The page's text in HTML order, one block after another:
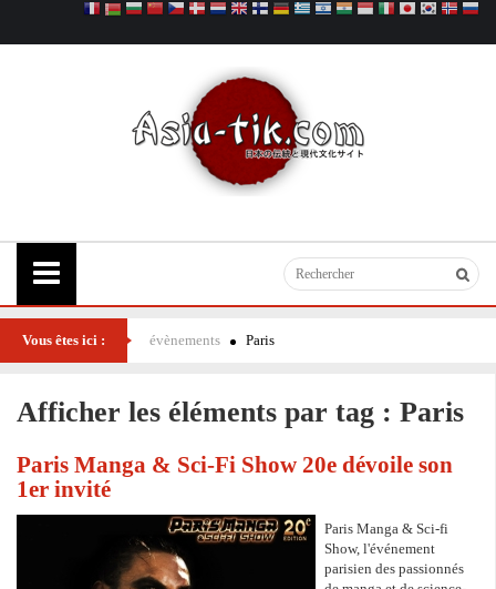
Vous êtes ici : évènements Paris
Afficher les éléments par tag : Paris
Paris Manga & Sci-Fi Show 20e dévoile son
1er invité
Paris Manga & Sci-fi
Show, l'événement
parisien des passionnés